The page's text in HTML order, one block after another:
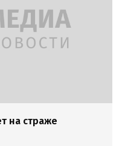
на страже